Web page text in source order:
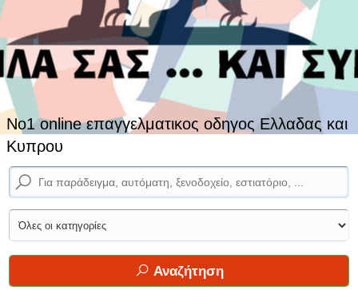
No1 online επαγγελματικος οδηγος Ελλαδας και
Κυπρου
Αναζήτηση